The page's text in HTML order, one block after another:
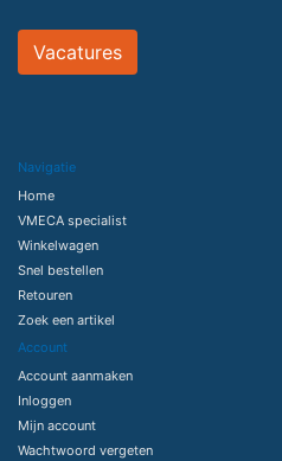
Vacatures
Navigatie
Home
VMECA specialist
Winkelwagen
Snel bestellen
Retouren
Zoek een artikel
Account
Account aanmaken
Inloggen
Mijn account
Wachtwoord vergeten